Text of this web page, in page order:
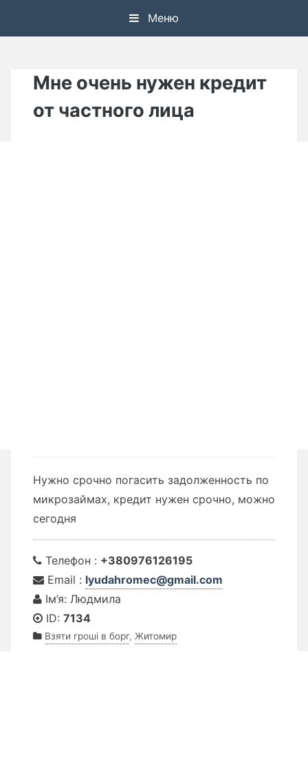
Меню
Мне очень нужен кредит
от частного лица
Нужно срочно погасить задолженность по
микрозаймах, кредит нужен срочно, можно
сегодня
Телефон : +380976126195
Email : lyudahromec@gmail.com
Ім’я: Людмила
ID: 7134
Взяти гроші в борг, Житомир